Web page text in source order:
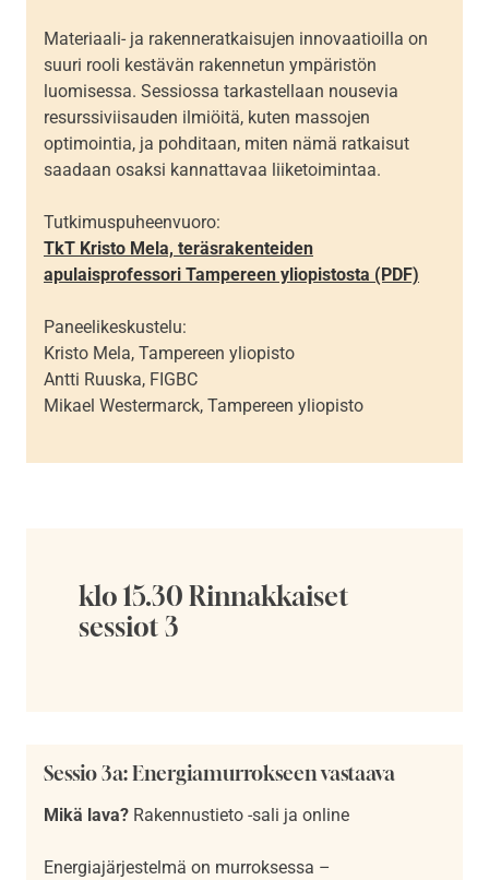
Materiaali- ja rakenneratkaisujen innovaatioilla on
suuri rooli kestävän rakennetun ympäristön
luomisessa. Sessiossa tarkastellaan nousevia
resurssiviisauden ilmiöitä, kuten massojen
optimointia, ja pohditaan, miten nämä ratkaisut
saadaan osaksi kannattavaa liiketoimintaa.
Tutkimuspuheenvuoro:
TkT Kristo Mela, teräsrakenteiden
apulaisprofessori Tampereen yliopistosta (PDF)
Paneelikeskustelu:
Kristo Mela, Tampereen yliopisto
Antti Ruuska, FIGBC
Mikael Westermarck, Tampereen yliopisto
klo 15.30 Rinnakkaiset
sessiot 3
Sessio 3a: Energiamurrokseen vastaava
Mikä lava? Rakennustieto -sali ja online
Energiajärjestelmä on murroksessa –